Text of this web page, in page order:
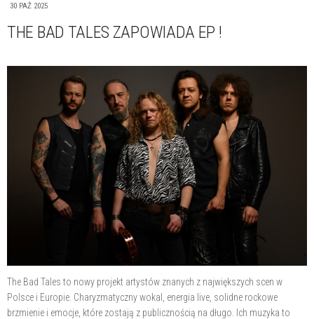
30 PAŹ 2025
THE BAD TALES ZAPOWIADA EP !
The Bad Tales to nowy projekt artystów znanych z największych scen w
Polsce i Europie. Charyzmatyczny wokal, energia live, solidne rockowe
brzmienie i emocje, które zostają z publicznością na długo. Ich muzyka to